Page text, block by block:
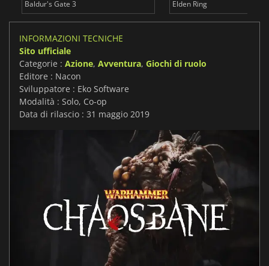
Baldur's Gate 3 Elden Ring
INFORMAZIONI TECNICHE
Sito ufficiale
Categorie : Azione, Avventura, Giochi di ruolo
Editore : Nacon
Sviluppatore : Eko Software
Modalità : Solo, Co-op
Data di rilascio : 31 maggio 2019